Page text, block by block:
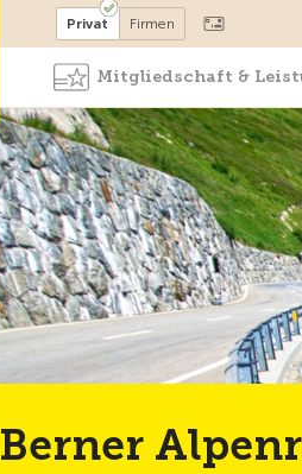
Mitglied werden
Privat Firmen
Mitgliedschaft &
Berner